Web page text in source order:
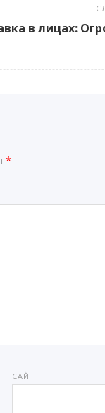
в лицах:
*
САЙТ